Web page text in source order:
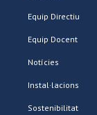
Equip Directiu
Equip Docent
Notícies
Instal·lacions
Sostenibilitat